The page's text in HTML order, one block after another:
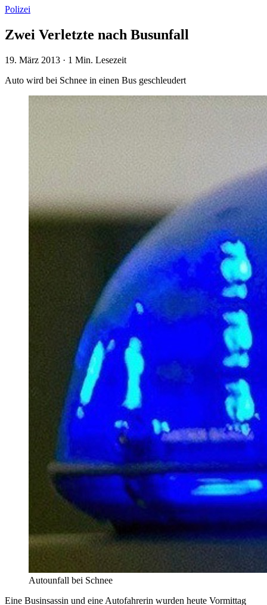
Polizei
Zwei Verletzte nach Busunfall
19. März 2013 · 1 Min. Lesezeit
Auto wird bei Schnee in einen Bus geschleudert
Autounfall bei Schnee
Eine Businsassin und eine Autofahrerin wurden heute Vormittag